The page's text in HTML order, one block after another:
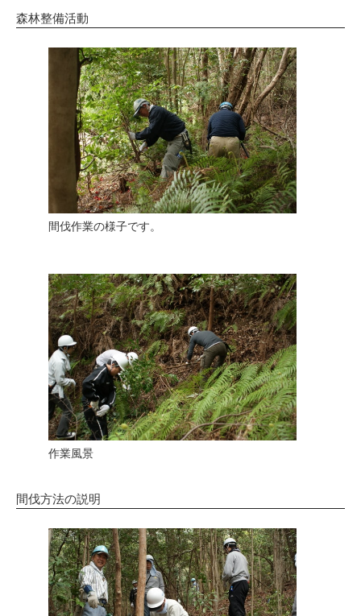
森林整備活動
間伐作業の様子です。
作業風景
間伐方法の説明